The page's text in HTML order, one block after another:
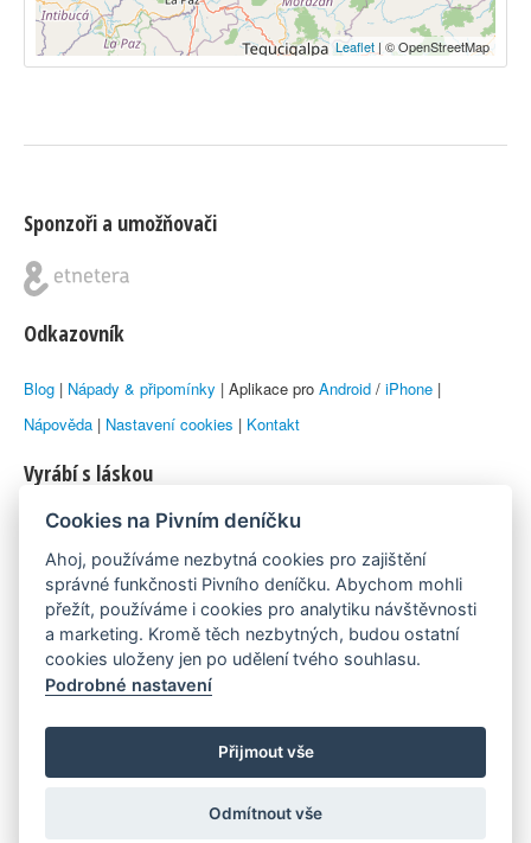
Leaflet | © OpenStreetMap
Sponzoři a umožňovači
Odkazovník
Blog | Nápady & připomínky | Aplikace pro Android / iPhone |
Nápověda | Nastavení cookies | Kontakt
Vyrábí s láskou
© 2010–2026 byLukáš Zemanaka Emka
Máme rádi
Pivní.info
Poznámka pod čarou
Pivní deníček je nezávislý zdroj, který není spjat s žádným
konkrétním pivovarem ani restaurací. Názory uživatelů nemusí nutně
reprezentovat názory tvůrců Deníčku.
Cookies na Pivním deníčku
Ahoj, používáme nezbytná cookies pro zajištění
správné funkčnosti Pivního deníčku. Abychom mohli
přežít, používáme i cookies pro analytiku návštěvnosti
a marketing. Kromě těch nezbytných, budou ostatní
cookies uloženy jen po udělení tvého souhlasu.
Podrobné nastavení
Přijmout vše
Odmítnout vše